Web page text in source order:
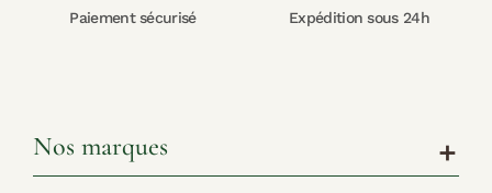
Paiement sécurisé Expédition sous 24h
Nos marques add